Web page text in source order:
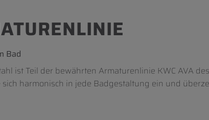
Bad
ist Teil der bewährten Armaturenlinie KWC AVA
harmonisch in jede Badgestaltung ein und